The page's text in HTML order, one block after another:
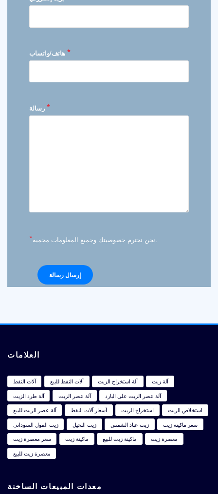
*
*
* نحن نحترم خصوصيتك وجميع المعلومات محمية.
العلامات
آلات النفط آلات النفط للبيع آلة استخراج الزيت
آلة زيت
آلة طرد الزيت
آلة عصر الزيت
آلة عصر الزيت على البارد
آلة عصر الزيت للبيع
أسعار آلات النفط استخراج الزيت
استخلاص الزيت
زيت الفول السوداني
زيت النخيل زيت عباد الشمس
سعر ماكينة زيت
سعر معصرة زيت
ماكينة زيت ماكينة زيت للبيع
معصرة زيت
معصرة زيت للبيع
معدات المبيعات الساخنة